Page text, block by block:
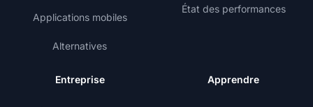
Applications mobiles
Alternatives
État des performances
Entreprise Apprendre